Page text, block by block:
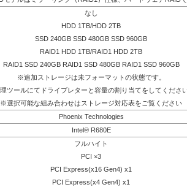
なし
HDD 1TB/HDD 2TB
SSD 240GB SSD 480GB SSD 960GB
RAID1 HDD 1TB/RAID1 HDD 2TB
RAID1 SSD 240GB RAID1 SSD 480GB RAID1 SSD 960GB
※追加ストレージは未フォーマットの状態です。
ツールにてドライブレターと容量の割り当てをしてくださ
※選択可能な組み合わせはストレージ対応表をご覧ください
Phoenix Technologies
Intel® R680E
フルハイト
PCI ×3
PCI Express(x16 Gen4) x1
PCI Express(x4 Gen4) x1